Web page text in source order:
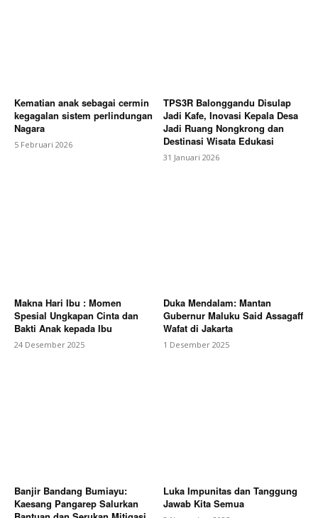
Kematian anak sebagai cermin
kegagalan sistem perlindungan
Nagara
5 Februari 2026
TPS3R Balonggandu Disulap
Jadi Kafe, Inovasi Kepala Desa
Jadi Ruang Nongkrong dan
Destinasi Wisata Edukasi
31 Januari 2026
Makna Hari Ibu : Momen
Spesial Ungkapan Cinta dan
Bakti Anak kepada Ibu
24 Desember 2025
Duka Mendalam: Mantan
Gubernur Maluku Said Assagaff
Wafat di Jakarta
1 Desember 2025
Banjir Bandang Bumiayu:
Kaesang Pangarep Salurkan
Luka Impunitas dan Tanggung
Jawab Kita Semua